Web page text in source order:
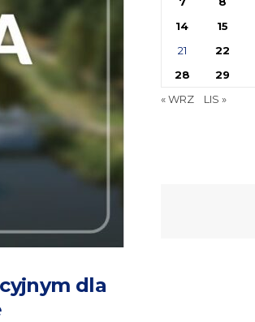
dla
14
15
21
22
28
29
« WRZ
LIS »